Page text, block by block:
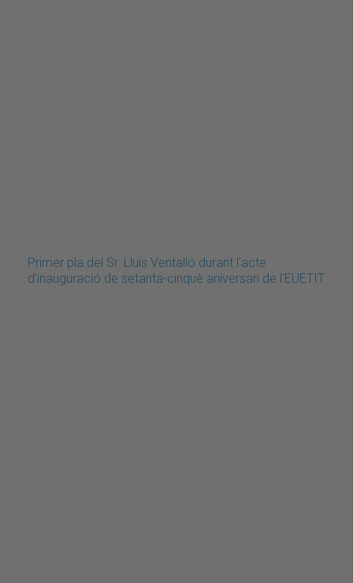
Primer pla del Sr. Lluís Ventalló durant l'acte
d'inauguració de setanta-cinquè aniversari de l'EUETIT